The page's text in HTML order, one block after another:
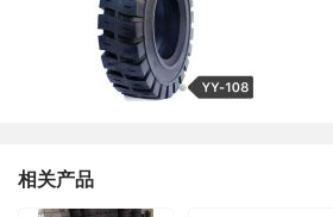
相关产品